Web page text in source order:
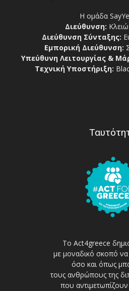
Η ομάδα
Διεύθυνση:
Διεύθυνση Σύνταξης:
Εμπορική Διεύθυνση:
Υπεύθυνη Λειτουργίας &
Τεχνική Υποστήριξη:
Το Act4greece
με μοναδικό σκοπό
όσο και όπως
τους ανθρώπους της
που